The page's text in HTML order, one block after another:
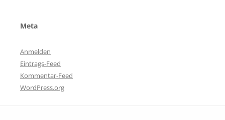
Meta
Anmelden
Eintrags-Feed
Kommentar-Feed
WordPress.org